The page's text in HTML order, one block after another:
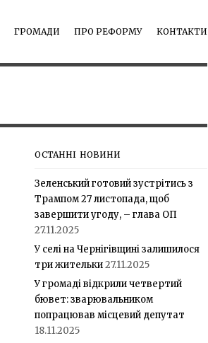
ГРОМАДИ ПРО РЕФОРМУ КОНТАКТИ
ОСТАННІ НОВИНИ
Зеленський готовий зустрітись з
Трампом 27 листопада, щоб
завершити угоду, – глава ОП
27.11.2025
У селі на Чернігівщині залишилося
три жительки27.11.2025
У громаді відкрили четвертий
бювет: зварювальником
попрацював місцевий депутат
18.11.2025